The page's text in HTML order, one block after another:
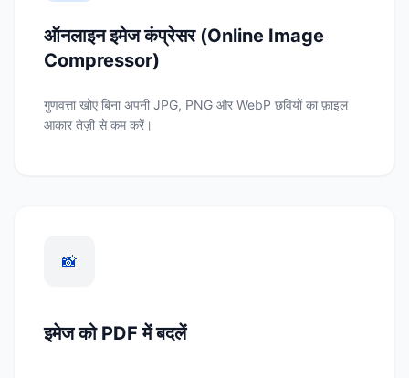
ऑनलाइन इमेज कंप्रेसर (Online Image
Compressor)
गुणवत्ता खोए बिना अपनी JPG, PNG और WebP छवियों का फ़ाइल
आकार तेज़ी से कम करें।
📸
इमेज को PDF में बदलें